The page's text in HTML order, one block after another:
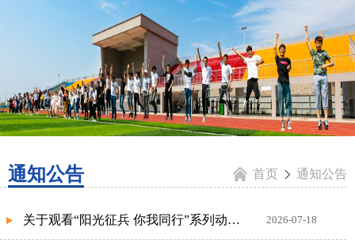
通知公告 首页 通知公告
关于观看“阳光征兵 你我同行”系列动漫短视频的通知 2026-07-18